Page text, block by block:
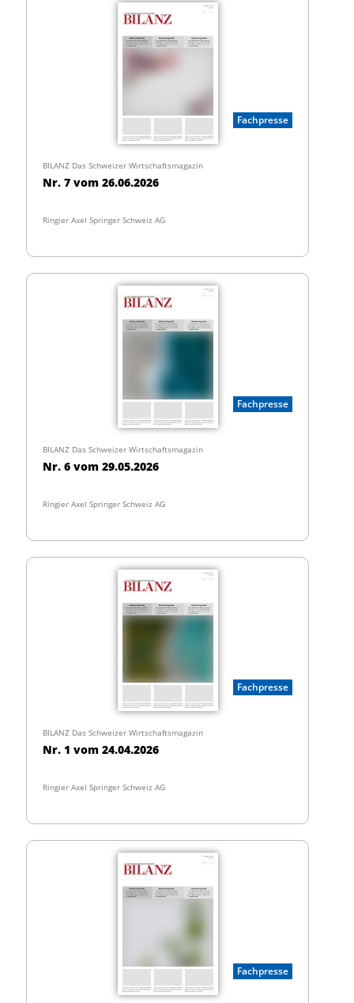
Fachpresse
BILANZ Das Schweizer Wirtschaftsmagazin
Nr. 7 vom 26.06.2026
Ringier Axel Springer Schweiz AG
Fachpresse
BILANZ Das Schweizer Wirtschaftsmagazin
Nr. 6 vom 29.05.2026
Ringier Axel Springer Schweiz AG
Fachpresse
BILANZ Das Schweizer Wirtschaftsmagazin
Nr. 1 vom 24.04.2026
Ringier Axel Springer Schweiz AG
Fachpresse